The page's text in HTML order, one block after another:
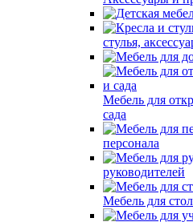
стулья,
Мебель для
сада
персонала
руководителей
Мебель для